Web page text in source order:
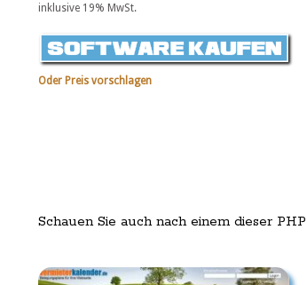
inklusive 19% MwSt.
Oder Preis vorschlagen
Schauen Sie auch nach einem dieser